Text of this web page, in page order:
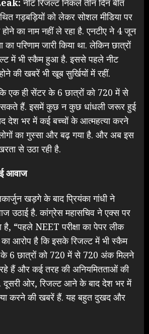
गड़बड़ियों को लेकर सोशल मीडिया पर
का नाम नहीं ले रहा है. एनटीए ने 4 जून
का परिणाम जारी किया था. लेकिन छात्रों
में भी स्कैम हुआ है. इससे पहले नीट
की खबरें भी खूब सुर्खियों में रहीं.
एक ही सेंटर के 6 छात्रों को 720 में से
हैं. इसमें कुछ न कुछ धांधली जरूर हुई
देश भर में कई बच्चों के आत्महत्या करने
का गुस्सा और बढ़ गया है. और अब इस
से उठा रही है.
आवाज
खड़गे के बाद प्रियंका गांधी ने
उठाई है. कांग्रेस महासचिव ने एक्स पर
“पहले NEET परीक्षा का पेपर लीक
आरोप है कि इसके रिजल्ट में भी स्कैम
6 छात्रों को 720 में से 720 अंक मिलने
हैं और कई तरह की अनियमितताओं की
दूसरी ओर, रिजल्ट आने के बाद देश भर में
करने की खबरें हैं. यह बहुत दुखद और